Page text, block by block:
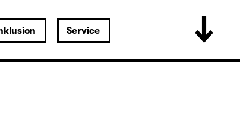
Service